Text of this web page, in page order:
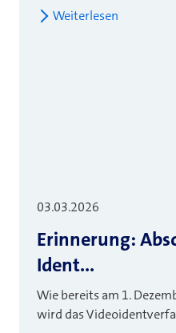
Weiterlesen
03.03.2026
Erinnerung:
Ident...
Wie bereits am 1.
wird das